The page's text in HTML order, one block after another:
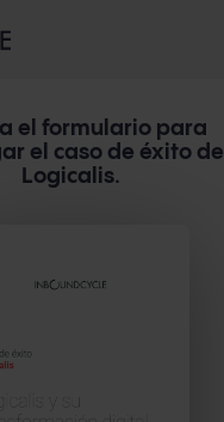
el formulario para
el caso de éxito de
Logicalis.